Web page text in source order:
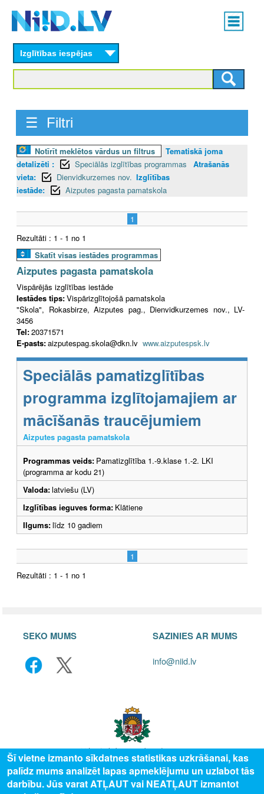
content
Main
menu
Izglītības iespējas
☰ Filtri
Notīrīt meklētos vārdus un filtrus
Tematiskā joma
detalizēti :
Speciālās izglītības programmas
Atrašanās
vieta:
Dienvidkurzemes nov. Izglītības
iestāde:
Aizputes pagasta pamatskola
1
Rezultāti : 1 - 1 no 1
Skatīt visas iestādes programmas
Aizputes pagasta pamatskola
Vispārējās izglītības iestāde
Iestādes tips:Vispārizglītojošā pamatskola
"Skola", Rokasbirze, Aizputes pag., Dienvidkurzemes nov., LV-
3456
Tel:20371571
E-pasts:aizputespag.skola@dkn.lv www.aizputespsk.lv
Speciālās pamatizglītības
programma izglītojamajiem ar
mācīšanās traucējumiem
Aizputes pagasta pamatskola
Programmas veids: Pamatizglītība 1.-9.klase 1.-2. LKI
(programma ar kodu 21)
Valoda:latviešu (LV)
Izglītības ieguves forma: Klātiene
Ilgums:līdz 10 gadiem
1
Rezultāti : 1 - 1 no 1
SEKO MUMS SAZINIES AR MUMS
info@niid.lv
© 2025 Valsts izglītības attīstības aģentūra, publicētā satura visas tiesības
Šī vietne izmanto sīkdatnes statistikas uzkrāšanai, kas
palīdz mums analizēt lapas apmeklējumu un uzlabot tās
darbību. Jūs varat ATĻAUT vai NEATĻAUT izmantot